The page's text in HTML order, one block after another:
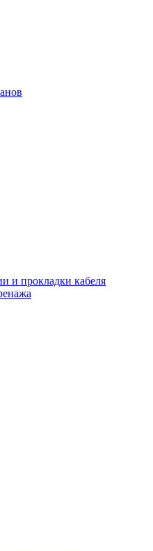
и прокладки кабеля